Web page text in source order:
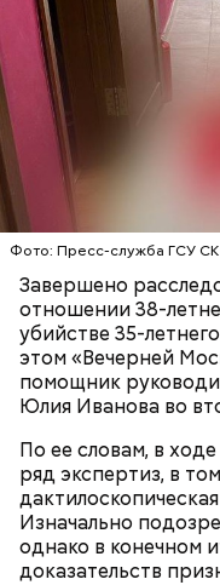
Фото: Пресс-служба ГСУ
Завершено
отношении 38-
убийстве 35-
этом «Вечерней
помощник
Юлия Иванова во
По ее словам, в
ряд экспертиз, в
Изначально
однако в конечном
доказательств
По даннымСМИ,
18-летнего
месяцем ранее
таким образом
Примечательно,
уже нападали
неизвестный
спортсмена из
открыл огонь
Привлекла
случайно